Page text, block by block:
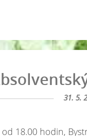
31. 5.
od 18.00 hodin,